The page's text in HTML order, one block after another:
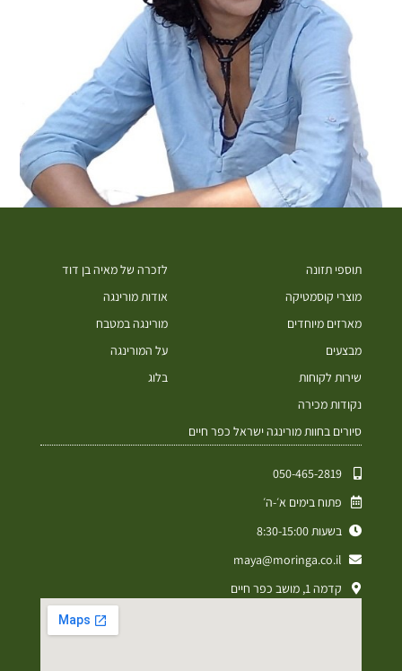
תוספי תזונה
מוצרי קוסמטיקה
מארזים מיוחדים
מבצעים
שירות לקוחות
נקודות מכירה
סיורים בחוות מורינגה ישראל כפר חיים
לזכרה של מאיה בן דוד
אודות מורינגה
מורינגה במטבח
על המורינגה
בלוג
050-465-2819⁩
פתוח בימים א׳-ה׳
בשעות 8:30-15:00
maya@moringa.co.il
קדמה 1, מושב כפר חיים